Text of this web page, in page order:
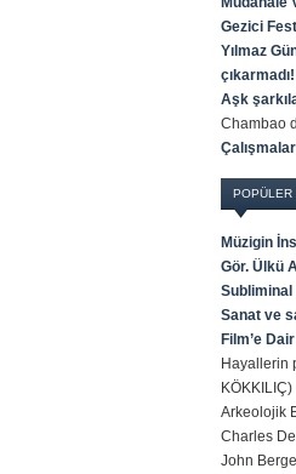
Gezici
Yılmaz
çıkarmadı!
Aşk
Chambao
POPÜLER
Müzigin
Gör. Ülkü
Sanat ve
Film’e
Hayallerin
KÖKKILIÇ)
Arkeolojik
Charles
John